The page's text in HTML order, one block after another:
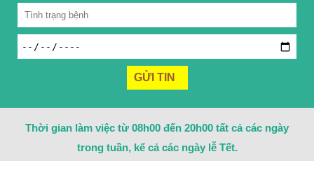
Thời gian làm việc từ 08h00 đến 20h00 tất cả các ngày
trong tuần, kể cả các ngày lễ Tết.